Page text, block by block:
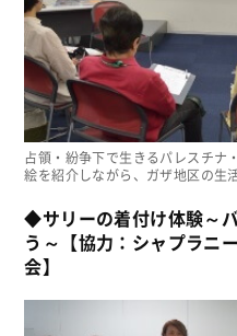
占領・紛争下で生きるパレスチナ
絵を紹介しながら、ガザ地区の生
◆サリーの着付け体験～
う～【協力：シャプラニ
会】